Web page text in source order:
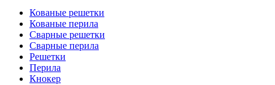
Кованые решетки
Кованые перила
Сварные решетки
Сварные перила
Решетки
Перила
Кнокер